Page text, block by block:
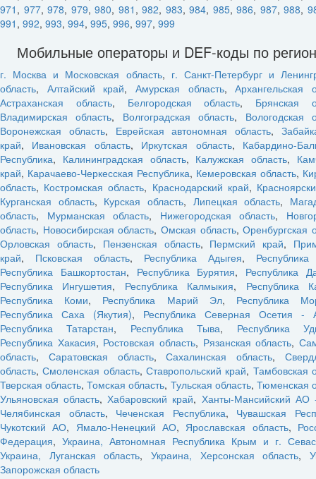
971 , 977, 978, 979, 980, 981 , 982, 983, 984, 985, 986, 987, 988,
991 , 992, 993, 994, 995, 996, 997, 999
Мобильные операторы и DEF-коды по
г. Москва и Московская область, г. Санкт-Петербург и
область, Алтайский край,Амурская область,Архангельская
Астраханская область, Белгородская область, Брянская
Владимирская область, Волгоградская область, Вологодская
Воронежская область, Еврейская автономная область,
край, Ивановская область, Иркутская область, Кабардино-
Республика, Калининградская область, Калужская область,
край, Карачаево-Черкесская Республика, Кемеровская область,
область, Костромская область, Краснодарский край,
Курганская область, Курская область, Липецкая область,
область, Мурманская область, Нижегородская область,
область, Новосибирская область,Омская область,Оренбургская
Орловская область, Пензенская область, Пермский край,
край, Псковская область, Республика Адыгея,
Республика Башкортостан, Республика Бурятия, Республика
Республика Ингушетия, Республика Калмыкия, Республика
Республика Коми, Республика Марий Эл, Республика
Республика Саха (Якутия), Республика Северная Осетия -
Республика Татарстан, Республика Тыва, Республика
Республика Хакасия, Ростовская область, Рязанская область,
область, Саратовская область,Сахалинская область,
область,Смоленская область,Ставропольский край, Тамбовская
Тверская область,Томская область, Тульская область, Тюменская
Ульяновская область,Хабаровский край, Ханты-Мансийский
Челябинская область, Чеченская Республика, Чувашская
Чукотский АО, Ямало-Ненецкий АО, Ярославская область,
Федерация, Украина, Автономная Республика Крым и г.
Украина, Луганская область,Украина, Херсонская область,
Запорожская область